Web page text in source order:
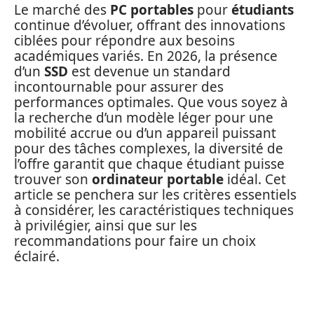
Le marché des PC portables pourétudiants
continue d’évoluer, offrant des innovations
ciblées pour répondre aux besoins
académiques variés. En 2026, la présence
d’un SSD est devenue un standard
incontournable pour assurer des
performances optimales. Que vous soyez à
la recherche d’un modèle léger pour une
mobilité accrue ou d’un appareil puissant
pour des tâches complexes, la diversité de
l’offre garantit que chaque étudiant puisse
trouver son ordinateur portable idéal. Cet
article se penchera sur les critères essentiels
à considérer, les caractéristiques techniques
à privilégier, ainsi que sur les
recommandations pour faire un choix
éclairé.